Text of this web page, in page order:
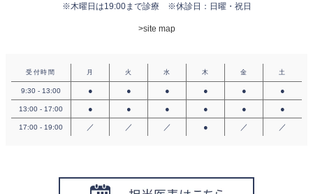
※木曜日は19:00まで診療 ※休診日：日曜・祝日
>site map
受付時間 月 火 水 木 金 土
9:30 - 13:00 ● ● ● ● ● ●
13:00 - 17:00 ● ● ● ● ● ●
17:00 - 19:00 ／ ／ ／ ● ／ ／